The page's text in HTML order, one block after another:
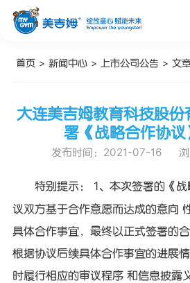
首页 > 新闻中心 > 上市公司公告 > 文
大连美吉姆教育科技股份
署《战略合作协
发布时间：2021-07-16
特别提示： 1、本次签署的《
议双方基于合作意愿而达成的意向
具体合作事宜，最终以正式签署的
根据协议后续具体合作事宜的进展
时履行相应的审议程序 和信息披露